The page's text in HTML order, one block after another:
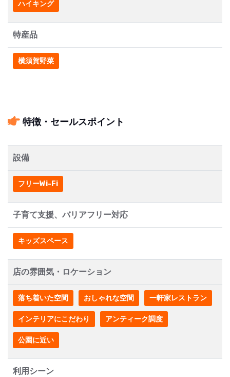
ハイキング
特産品
横須賀野菜
特徴・セールスポイント
設備
フリーWi-Fi
子育て支援、バリアフリー対応
キッズスペース
店の雰囲気・ロケーション
落ち着いた空間 おしゃれな空間 一軒家レストラン
インテリアにこだわり アンティーク調度
公園に近い
利用シーン